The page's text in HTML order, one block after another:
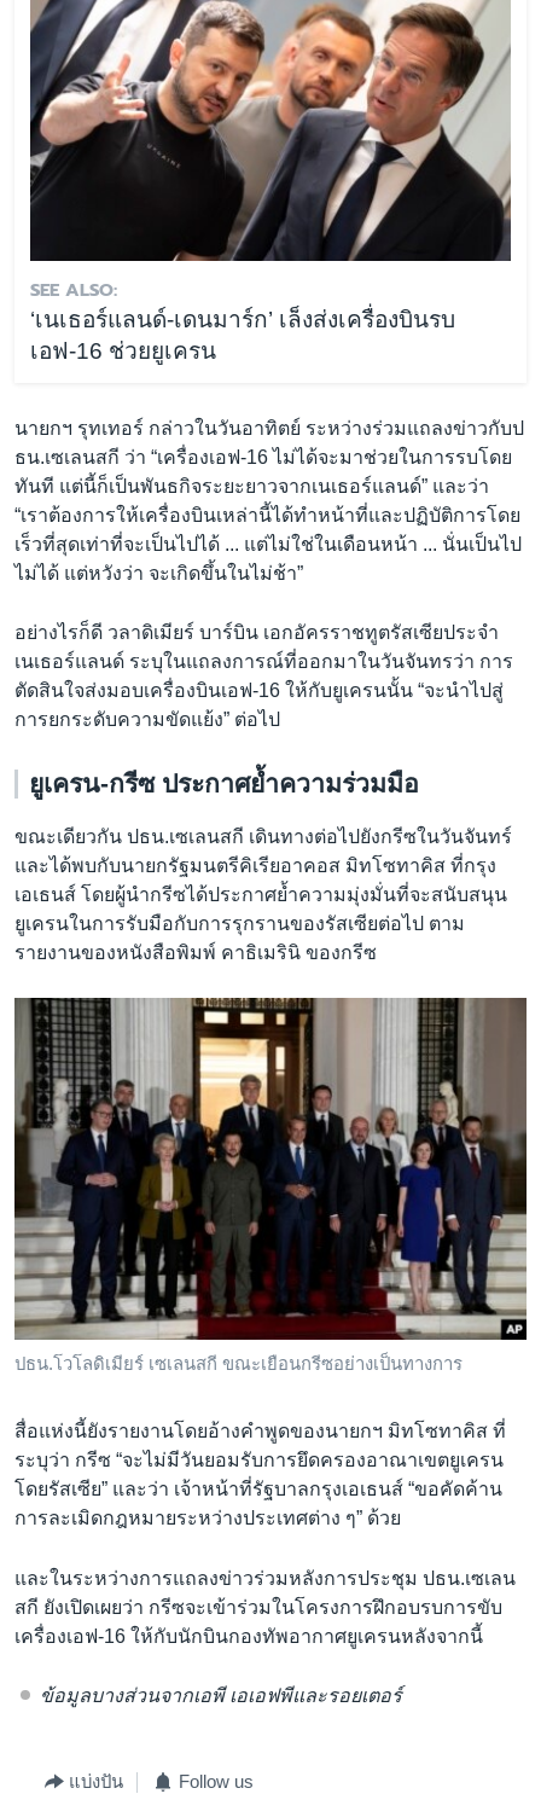
SEE ALSO:
‘เนเธอร์แลนด์-เดนมาร์ก’ เล็งส่งเครื่องบินรบ
เอฟ-16 ช่วยยูเครน
นายกฯ รุทเทอร์ กล่าวในวันอาทิตย์ ระหว่างร่วมแถลงข่าวกับป
ธน.เซเลนสกี ว่า “เครื่องเอฟ-16 ไม่ได้จะมาช่วยในการรบโดย
ทันที แต่นี้ก็เป็นพันธกิจระยะยาวจากเนเธอร์แลนด์” และว่า
“เราต้องการให้เครื่องบินเหล่านี้ได้ทำหน้าที่และปฏิบัติการโดย
เร็วที่สุดเท่าที่จะเป็นไปได้ ... แต่ไม่ใช่ในเดือนหน้า ... นั่นเป็นไป
ไม่ได้ แต่หวังว่า จะเกิดขึ้นในไม่ช้า”
อย่างไรก็ดี วลาดิเมียร์ บาร์บิน เอกอัครราชทูตรัสเซียประจำ
เนเธอร์แลนด์ ระบุในแถลงการณ์ที่ออกมาในวันจันทรว่า การ
ตัดสินใจส่งมอบเครื่องบินเอฟ-16 ให้กับยูเครนนั้น “จะนำไปสู่
การยกระดับความขัดแย้ง” ต่อไป
ยูเครน-กรีซ ประกาศย้ำความร่วมมือ
ขณะเดียวกัน ปธน.เซเลนสกี เดินทางต่อไปยังกรีซในวันจันทร์
และได้พบกับนายกรัฐมนตรีคิเรียอาคอส มิทโซทาคิส ที่กรุง
เอเธนส์ โดยผู้นำกรีซได้ประกาศย้ำความมุ่งมั่นที่จะสนับสนุน
ยูเครนในการรับมือกับการรุกรานของรัสเซียต่อไป ตาม
รายงานของหนังสือพิมพ์ คาธิเมรินิ ของกรีซ
ปธน.โวโลดิเมียร์ เซเลนสกี ขณะเยือนกรีซอย่างเป็นทางการ
สื่อแห่งนี้ยังรายงานโดยอ้างคำพูดของนายกฯ มิทโซทาคิส ที่
ระบุว่า กรีซ “จะไม่มีวันยอมรับการยึดครองอาณาเขตยูเครน
โดยรัสเซีย” และว่า เจ้าหน้าที่รัฐบาลกรุงเอเธนส์ “ขอคัดค้าน
การละเมิดกฎหมายระหว่างประเทศต่าง ๆ” ด้วย
และในระหว่างการแถลงข่าวร่วมหลังการประชุม ปธน.เซเลน
สกี ยังเปิดเผยว่า กรีซจะเข้าร่วมในโครงการฝึกอบรบการขับ
เครื่องเอฟ-16 ให้กับนักบินกองทัพอากาศยูเครนหลังจากนี้
ข้อมูลบางส่วนจากเอพี เอเอฟพีและรอยเตอร์
แบ่งปัน Follow us